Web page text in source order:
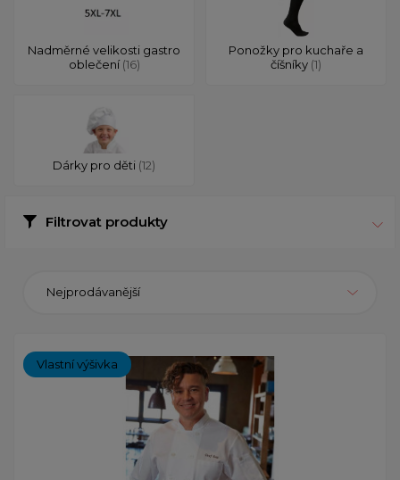
Nadměrné velikosti gastro
oblečení(16)
Ponožky pro kuchaře a
číšníky (1)
Dárky pro děti (12)
Filtrovat produkty
Nejprodávanější
Vlastní výšivka